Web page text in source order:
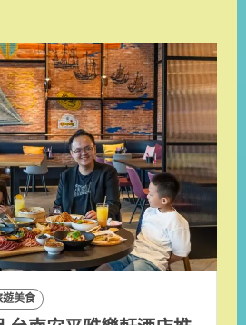
遊美食